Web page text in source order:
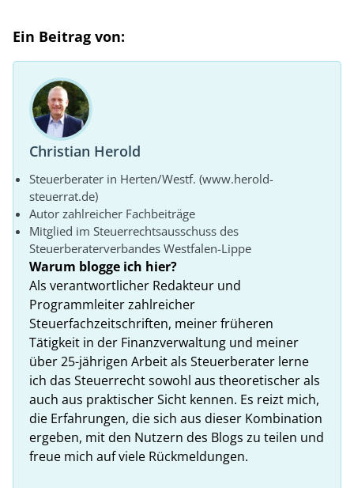
Ein Beitrag von:
Christian Herold
Steuerberater in Herten/Westf. (www.herold-
steuerrat.de)
Autor zahlreicher Fachbeiträge
Mitglied im Steuerrechtsausschuss des
Steuerberaterverbandes Westfalen-Lippe
Warum blogge ich hier?
Als verantwortlicher Redakteur und
Programmleiter zahlreicher
Steuerfachzeitschriften, meiner früheren
Tätigkeit in der Finanzverwaltung und meiner
über 25-jährigen Arbeit als Steuerberater lerne
ich das Steuerrecht sowohl aus theoretischer als
auch aus praktischer Sicht kennen. Es reizt mich,
die Erfahrungen, die sich aus dieser Kombination
ergeben, mit den Nutzern des Blogs zu teilen und
freue mich auf viele Rückmeldungen.